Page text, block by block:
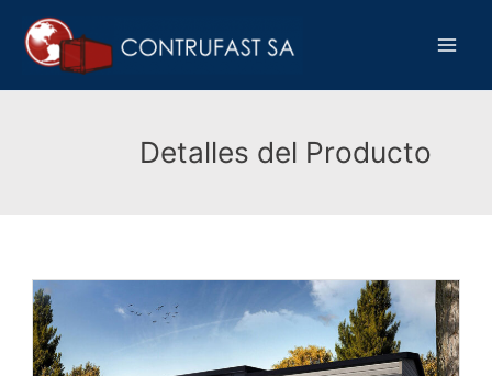
contenido
Detalles del Producto